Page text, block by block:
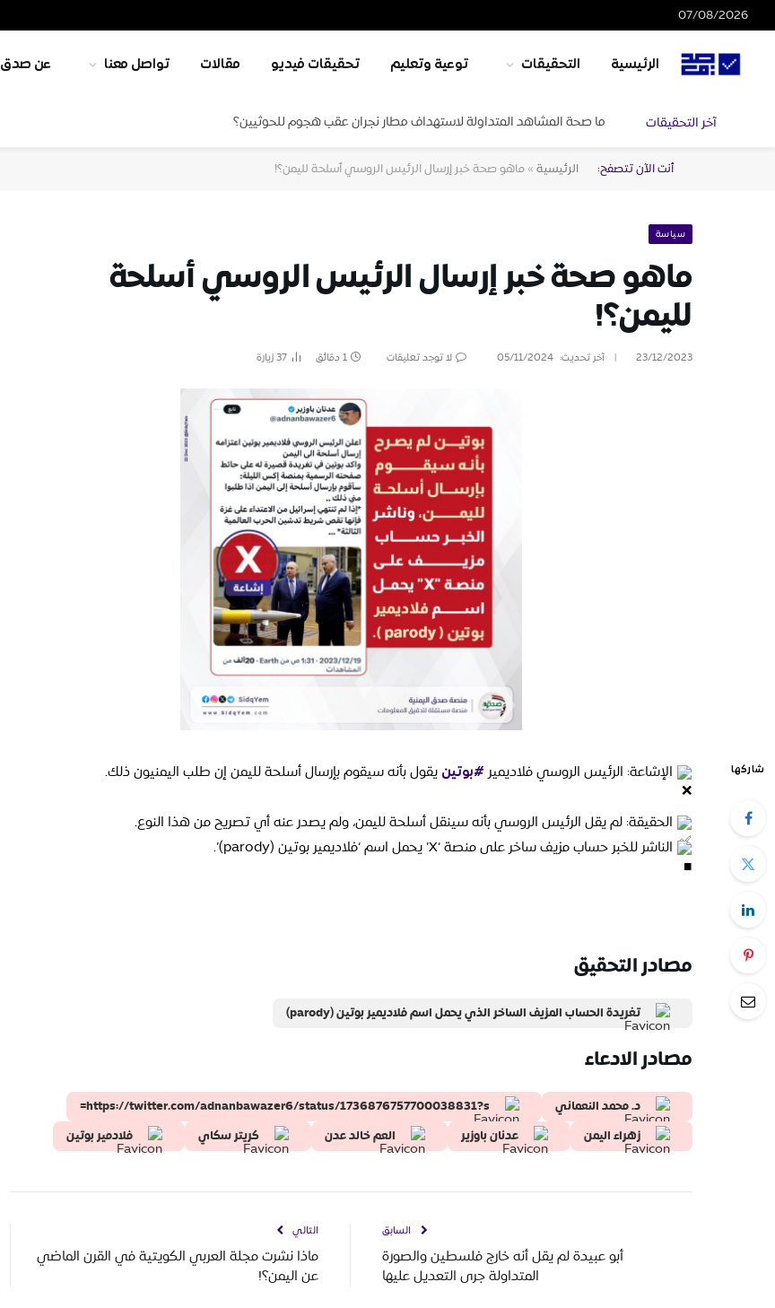
07/08/2026
الرئيسية التحقيقات توعية وتعليم تحقيقات فيديو مقالات تواصل معنا عن صدق
آخر التحقيقات ما صحة المشاهد المتداولة لاستهداف مطار نجران عقب هجوم للحوثيين؟
أنت الآن تتصفح: الرئيسية»ماهو صحة خبر إرسال الرئيس الروسي أسلحة لليمن؟!
سياسة
ماهو صحة خبر إرسال الرئيس الروسي أسلحة
لليمن؟!
23/12/2023 آخر تحديث: 05/11/2024 لا توجد تعليقات 1 دقائق 37زيارة
شاركها الإشاعة: الرئيس الروسي فلاديمير #بوتين يقول بأنه سيقوم بإرسال أسلحة لليمن إن طلب اليمنيون ذلك.
الحقيقة: لم يقل الرئيس الروسي بأنه سينقل أسلحة لليمن، ولم يصدر عنه أي تصريح من هذا النوع.
الناشر للخبر حساب مزيف ساخر على منصة ‘X’ يحمل اسم ‘فلاديمير بوتين (parody)’.
مصادر التحقيق
تغريدة الحساب المزيف الساخر الذي يحمل اسم فلاديمير بوتين (parody)
مصادر الادعاء
د. محمد النعماني
https://twitter.com/adnanbawazer6/status/1736876757700038831?s=
زهراء اليمن
عدنان باوزير العم خالد عدن كريتر سكاي فلادمير بوتين
السابق
أبو عبيدة لم يقل أنه خارج فلسطين والصورة
المتداولة جرى التعديل عليها
التالي
ماذا نشرت مجلة العربي الكويتية في القرن الماضي
عن اليمن؟!